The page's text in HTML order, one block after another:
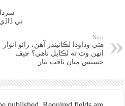
تي
Next
هتي وڏاوڏا لڪائيندڙ آهن، رائو انوار
انهن وٽ ته لڪايل ناهي؟ چيف
جسٽس ميان ثاقب نثار